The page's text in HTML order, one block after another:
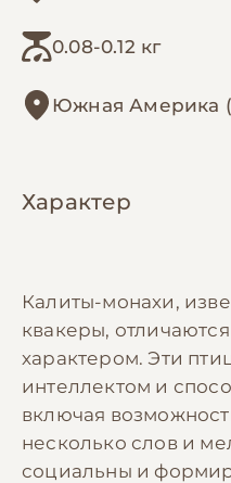
0.08-0.12 кг
Южная Америка
Характер
Калиты-монахи,
квакеры,
характером. Эти
интеллектом и
включая
несколько слов и
социальны и